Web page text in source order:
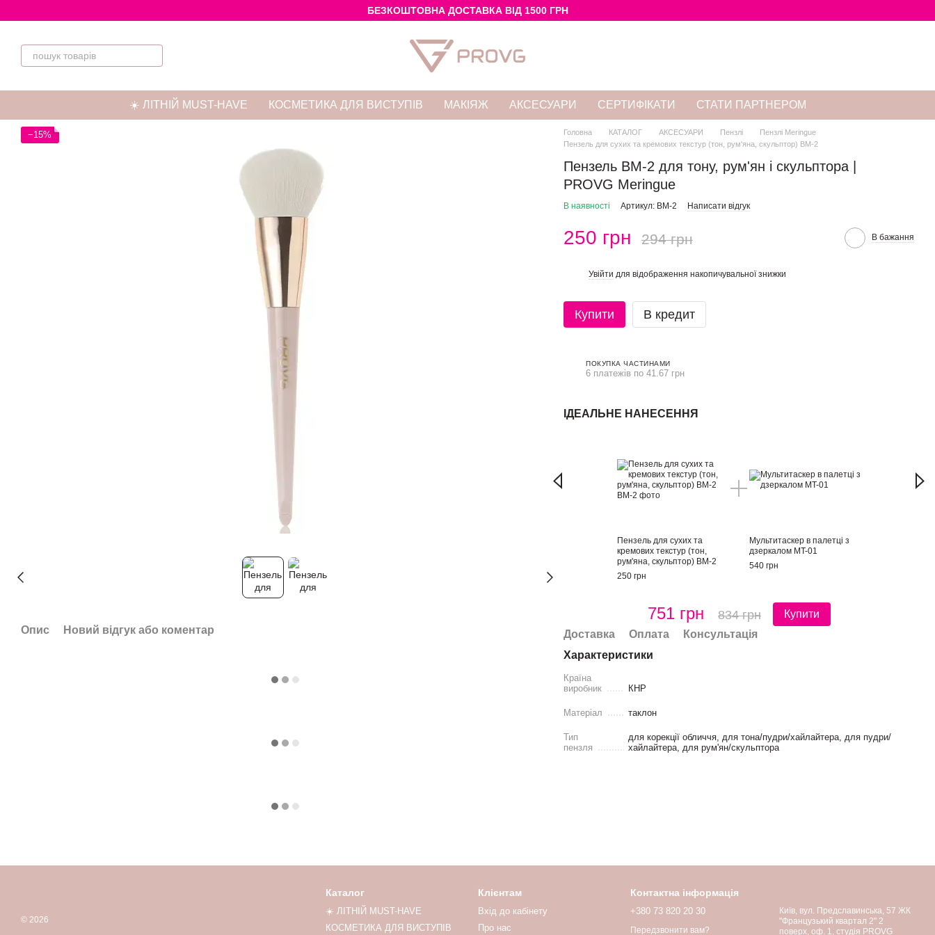
БЕЗКОШТОВНА ДОСТАВКА ВІД 1500 ГРН
☀️ ЛІТНІЙ MUST-HAVE КОСМЕТИКА ДЛЯ ВИСТУПІВ МАКІЯЖ АКСЕСУАРИ СЕРТИФІКАТИ СТАТИ ПАРТНЕРОМ
−15%
Опис Новий відгук або коментар
Головна КАТАЛОГ АКСЕСУАРИ Пензлі
Пензлі Meringue
Пензель для сухих та кремових текстур (тон, рум'яна, скульптор) BM-2
Пензель BM-2 для тону, рум'ян і скульптора |
PROVG Meringue
В наявності Артикул: BM-2 Написати відгук
250 грн 294 грн В бажання
Увійти для відображення накопичувальної знижки
Купити В кредит
ПОКУПКА ЧАСТИНАМИ
6 платежів по 41.67 грн
ІДЕАЛЬНЕ НАНЕСЕННЯ
Пензель для сухих та
кремових текстур (тон,
рум'яна, скульптор) BM-2
250 грн
Мультитаскер в палетці з
дзеркалом MT-01
540 грн
751 грн 834 грн Купити
Доставка Оплата
Консультація
Характеристики
Країна
виробник
КНР
Матеріал таклон
Тип
пензля
для корекції обличчя, для тона/пудри/хайлайтера, для пудри/
хайлайтера, для рум'ян/скульптора
© 2026
Каталог
☀️ ЛІТНІЙ MUST-HAVE
КОСМЕТИКА ДЛЯ ВИСТУПІВ
Клієнтам
Вхід до кабінету
Про нас
Контактна інформація
+380 73 820 20 30
Передзвонити вам?
Київ, вул. Предславинська, 57 ЖК
"Французький квартал 2" 2
поверх, оф. 1, студія PROVG